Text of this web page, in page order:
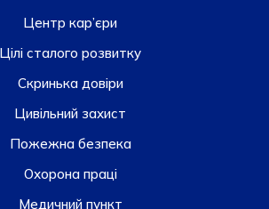
Центр кар’єри
Цілі сталого розвитку
Скринька довiри
Цивільний захист
Пожежна безпека
Охорона праці
Медичний пункт